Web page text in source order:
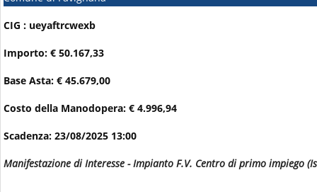
CIG : ueyaftrcwexb
Importo: € 50.167,33
Base Asta: € 45.679,00
Costo della Manodopera: € 4.996,94
Scadenza: 23/08/2025 13:00
Manifestazione di Interesse - Impianto F.V. Centro di primo impiego